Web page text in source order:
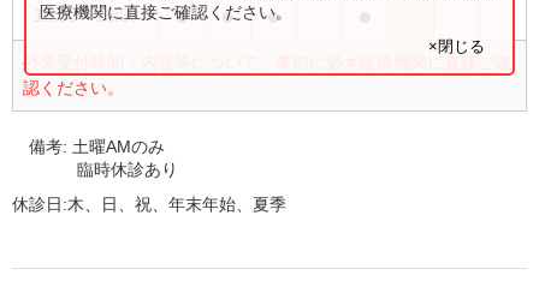
15:00〜18:30 ● ● ●
外来受付時間・内容等について、事前に必ず医療機関に直接ご確
認ください。
医療機関に直接ご確認ください。
×閉じる
備考: 土曜AMのみ
臨時休診あり
休診日:木、日、祝、年末年始、夏季